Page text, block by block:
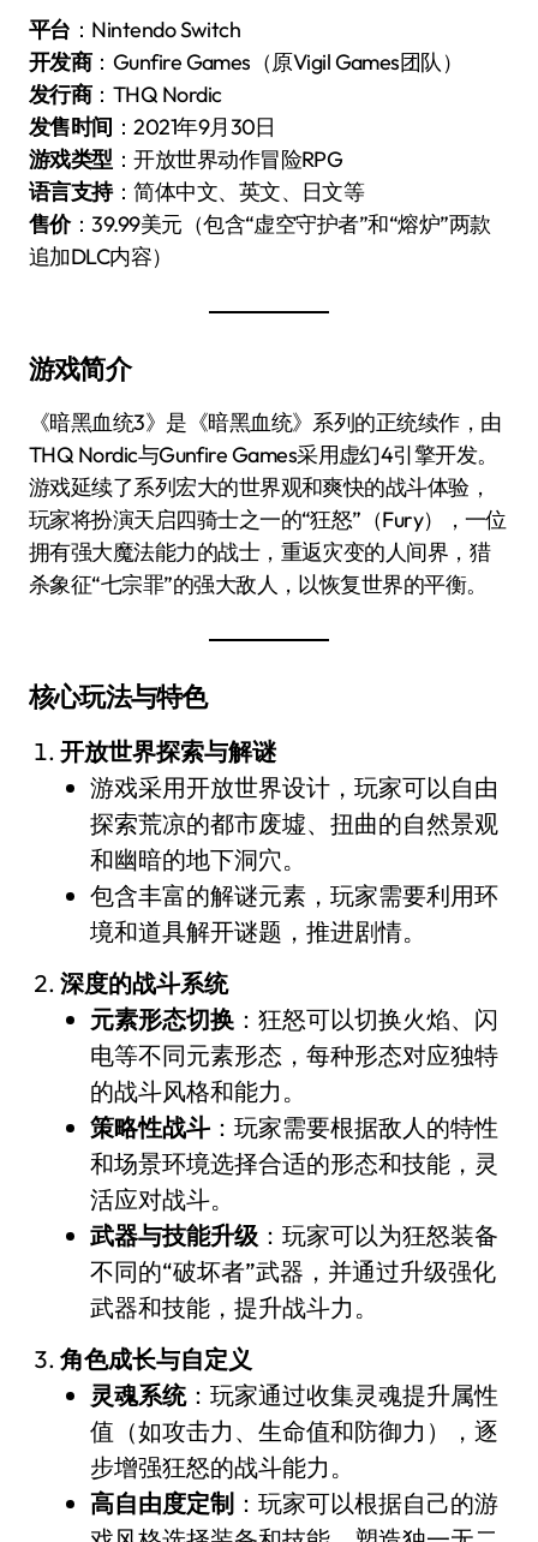
平台 ：Nintendo Switch
开发商：Gunfire Games（原Vigil Games团队）
发行商：THQ Nordic
发售时间 ：2021年9月30日
游戏类型 ：开放世界动作冒险RPG
语言支持：简体中文、英文、日文等
售价：39.99美元（包含“虚空守护者”和“熔炉”两款
追加DLC内容）
游戏简介
《暗黑血统3》是《暗黑血统》系列的正统续作，由
THQ Nordic与Gunfire Games采用虚幻4引擎开发。
游戏延续了系列宏大的世界观和爽快的战斗体验，
玩家将扮演天启四骑士之一的“狂怒”（Fury），一位
拥有强大魔法能力的战士，重返灾变的人间界，猎
杀象征“七宗罪”的强大敌人，以恢复世界的平衡。
核心玩法与特色
开放世界探索与解谜
游戏采用开放世界设计，玩家可以自由
探索荒凉的都市废墟、扭曲的自然景观
和幽暗的地下洞穴。
包含丰富的解谜元素，玩家需要利用环
境和道具解开谜题，推进剧情。
深度的战斗系统
元素形态切换 ：狂怒可以切换火焰、闪
电等不同元素形态，每种形态对应独特
的战斗风格和能力。
策略性战斗：玩家需要根据敌人的特性
和场景环境选择合适的形态和技能，灵
活应对战斗。
武器与技能升级 ：玩家可以为狂怒装备
不同的“破坏者”武器，并通过升级强化
武器和技能，提升战斗力。
角色成长与自定义
灵魂系统：玩家通过收集灵魂提升属性
值（如攻击力、生命值和防御力），逐
步增强狂怒的战斗能力。
高自由度定制 ：玩家可以根据自己的游